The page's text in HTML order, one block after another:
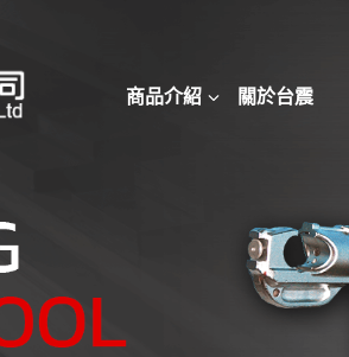
商品介紹 關於台震